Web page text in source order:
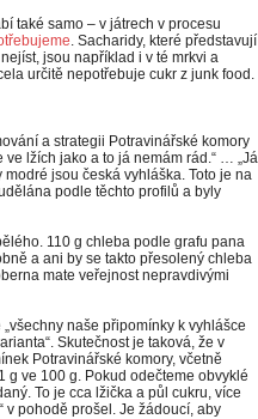
také samo – v játrech v procesu
. Sacharidy, které představují
jsou například i v té mrkvi a
určitě nepotřebuje cukr z junk food.
a strategii Potravinářské komory
ve lžích jako a to já nemám rád.“ … „Já
jsou česká vyhláška. Toto je na
podle těchto profilů a byly
110 g chleba podle grafu pana
a ani by se takto přesolený chleba
mate veřejnost nepravdivými
naše připomínky k vyhlášce
Skutečnost je taková, že v
Potravinářské komory, včetně
g ve 100 g. Pokud odečteme obvyklé
To je cca lžička a půl cukru, více
v pohodě prošel. Je žádoucí, aby